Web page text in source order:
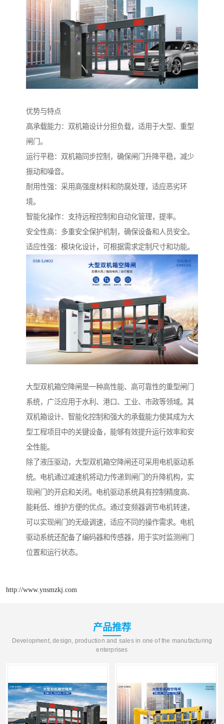
优势与特点
高承载能力：双机箱设计分担负载，适用于大型、重型
闸门。
运行平稳：双机箱同步控制，确保闸门升降平稳，减少
振动和噪音。
耐用性强：采用高强度材料和防腐处理，适应恶劣环
境。
智能化操作：支持远程控制和自动化管理，提率。
安全性高：多重安全保护机制，确保设备和人员安全。
适应性强：模块化设计，可根据需求定制尺寸和功能。
大型双机箱空降闸是一种高性能、高可靠性的重型闸门
系统，广泛应用于水利、港口、工业、市政等领域。其
双机箱设计、智能化控制和强大的承载能力使其成为大
型工程项目中的关键设备，能够有效提升运行效率和安
全性能。
除了液压驱动，大型双机箱空降闸还可采用电机驱动系
统。电机通过减速机将动力传递到闸门的升降机构，实
现闸门的开启和关闭。电机驱动系统具有控制精度高、
能耗低、维护方便的优点。通过变频器调节电机转速，
可以实现闸门的无级调速，适应不同的操作需求。电机
驱动系统还配备了编码器和传感器，用于实时监测闸门
位置和运行状态。
http://www.ynsmzkj.com
产品推荐
Development, design, production and sales in one of the manufacturing
enterprises